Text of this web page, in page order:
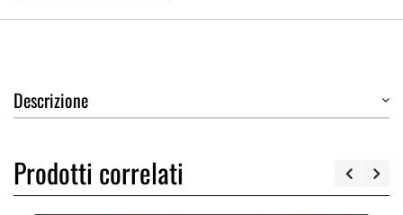
Descrizione
Prodotti correlati